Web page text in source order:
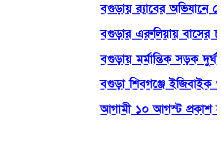
‎বগুড়ায় র‍্যাবের অভিযানে
বগুড়ার এরুলিয়ায় বাসের
বগুড়ায় মর্মান্তিক সড়ক
বগুড়া শিবগঞ্জে ইজিবাইক ও
আগামী ১০ আগস্ট প্রকাশ